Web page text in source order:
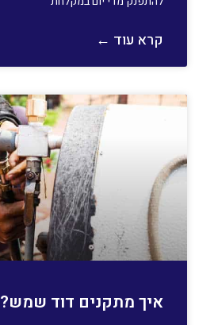
קרא עוד ←
איך מתקנים דוד שמש?